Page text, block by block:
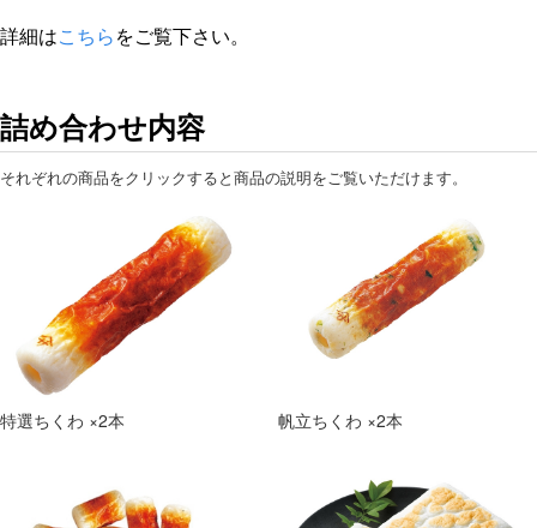
詳細はこちらをご覧下さい。
詰め合わせ内容
それぞれの商品をクリックすると商品の説明をご覧いただけます。
特選ちくわ ×2本 帆立ちくわ ×2本